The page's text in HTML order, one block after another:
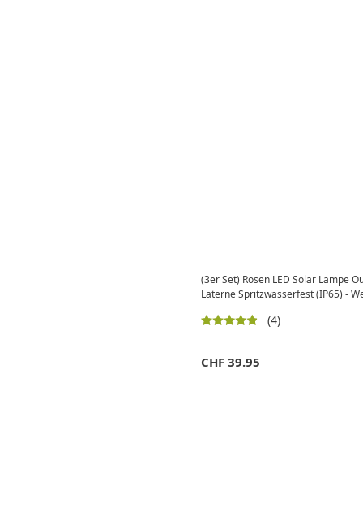
(3er Set) Rosen LED Solar Lampe
Laterne Spritzwasserfest (IP65) -
(4)
CHF 39.95